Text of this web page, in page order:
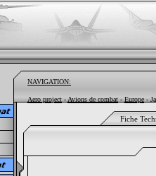
NAVIGATION:
Aero project-Avions de combat-Europe-
Fiche